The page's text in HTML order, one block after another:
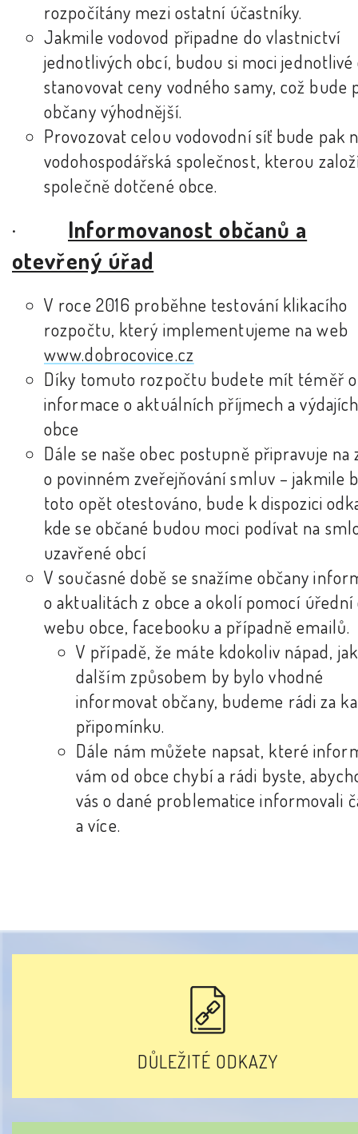
rozpočítány mezi ostatní účastníky.
Jakmile vodovod připadne do vlastnictví
jednotlivých obcí, budou si moci jednotlivé
stanovovat ceny vodného samy, což bude
občany výhodnější.
Provozovat celou vodovodní síť bude pak
vodohospodářská společnost, kterou
společně dotčené obce.
· Informovanost občanů a
otevřený úřad
V roce 2016 proběhne testování klikacího
rozpočtu, který implementujeme na web
www.dobrocovice.cz
Díky tomuto rozpočtu budete mít téměř
informace o aktuálních příjmech a
obce
Dále se naše obec postupně připravuje na
o povinném zveřejňování smluv – jakmile
toto opět otestováno, bude k dispozici
kde se občané budou moci podívat na
uzavřené obcí
V současné době se snažíme občany
o aktualitách z obce a okolí pomocí úřední
webu obce, facebooku a případně emailů.
V případě, že máte kdokoliv nápad,
dalším způsobem by bylo vhodné
informovat občany, budeme rádi za
připomínku.
Dále nám můžete napsat, které
vám od obce chybí a rádi byste,
vás o dané problematice informovali
a více.
DŮLEŽITÉ ODKAZY